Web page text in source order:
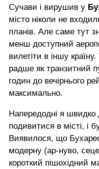
Сучави і вирушив у
місто ніколи не
планів. Але саме тут
менш доступний
вилетіти в іншу
радше як транзитний
годин до вечірнього
максимально.
Напередодні я
подивитися в місті, і
Виявилося, що
модерну (ар-нуво,
короткий пішохідний